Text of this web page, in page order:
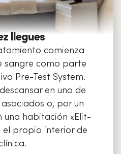
llegues
comienza
sangre como parte
Pre-Test System.
en uno de
o, por un
una habitación «Elit-
el propio interior de